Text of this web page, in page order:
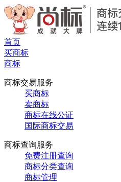
首页
买商标
商标
商标交易服务
买商标
卖商标
商标在线公证
国际商标交易
商标查询服务
免费注册查询
商标分类查询
商标管理